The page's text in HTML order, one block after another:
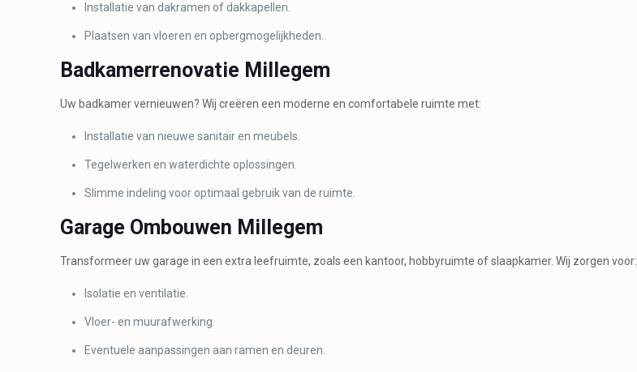
Installatie van dakramen of dakkapellen.
Plaatsen van vloeren en opbergmogelijkheden.
Badkamerrenovatie Millegem
Uw badkamer vernieuwen? Wij creëren een moderne en comfortabele ruimte met:
Installatie van nieuwe sanitair en meubels.
Tegelwerken en waterdichte oplossingen.
Slimme indeling voor optimaal gebruik van de ruimte.
Garage Ombouwen Millegem
Transformeer uw garage in een extra leefruimte, zoals een kantoor, hobbyruimte of slaapkamer. Wij zorgen voor:
Isolatie en ventilatie.
Vloer- en muurafwerking.
Eventuele aanpassingen aan ramen en deuren.